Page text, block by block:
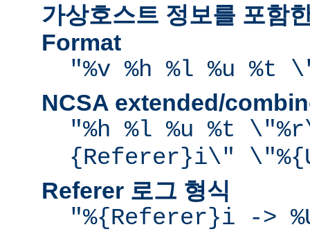
가상호스트 정보를 포함
Format
"%v %h %l %u %t
NCSA extended/
"%h %l %u %t
{Referer}i\"
Referer 로그 형식
"%{Referer}i ->